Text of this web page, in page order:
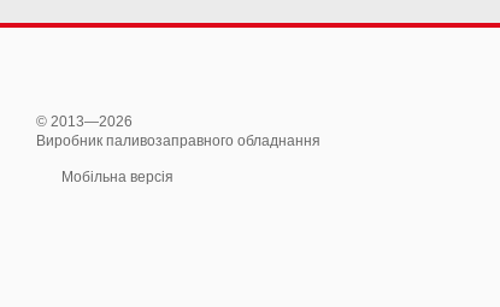
© 2013—2026
Виробник паливозаправного обладнання
Мобільна версія